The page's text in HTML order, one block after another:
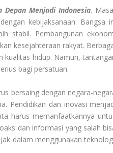
Depan Menjadi Indonesia.
kebijaksanaan. Bangsa
stabil. Pembangunan
kesejahteraan rakyat.
kualitas hidup. Namun,
bagi persatuan.
bersaing dengan negara-
Pendidikan dan inovasi
harus memanfaatkannya
dan informasi yang salah
dalam menggunakan